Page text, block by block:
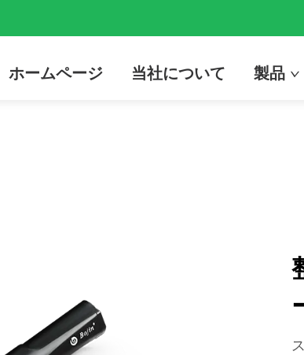
ホームページ 当社について 製品